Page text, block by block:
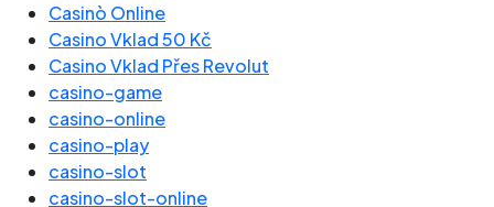
Casinò Online
Casino Vklad 50 Kč
Casino Vklad Přes Revolut
casino-game
casino-online
casino-play
casino-slot
casino-slot-online